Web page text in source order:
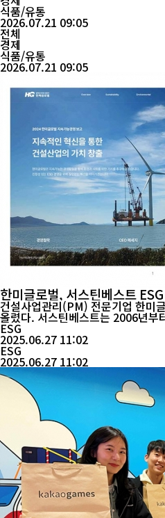
식품/유통
2026.07.21 09:05
전체
경제
식품/유통
2026.07.21 09:05
한미글로벌, 서스틴베스트
건설사업관리(PM) 전문기업 한미
올렸다. 서스틴베스트는 2006년부터 국내 상장·비상장 기업을 대상으로 ESG(환경·사회·지배구조) 경영 수준을 연 2회 평가하고 있다. 이번 상반기에는 1,295개 기업을 대상으로 평가가 진행됐으며, 한
미...
ESG
2025.06.27 11:02
ESG
2025.06.27 11:02